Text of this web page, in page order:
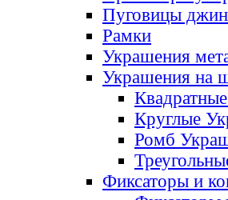
Пуговицы
Рамки
Украшения
Украшения на
Круглые
Ромб
Фиксаторы и